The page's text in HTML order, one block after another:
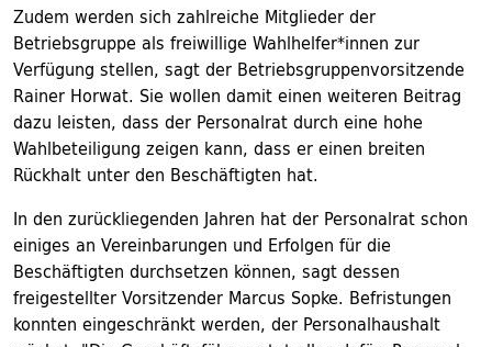
Zudem werden sich zahlreiche Mitglieder der
Betriebsgruppe als freiwillige Wahlhelfer*innen zur
Verfügung stellen, sagt der Betriebsgruppenvorsitzende
Rainer Horwat. Sie wollen damit einen weiteren Beitrag
dazu leisten, dass der Personalrat durch eine hohe
Wahlbeteiligung zeigen kann, dass er einen breiten
Rückhalt unter den Beschäftigten hat.
In den zurückliegenden Jahren hat der Personalrat schon
einiges an Vereinbarungen und Erfolgen für die
Beschäftigten durchsetzen können, sagt dessen
freigestellter Vorsitzender Marcus Sopke. Befristungen
konnten eingeschränkt werden, der Personalhaushalt